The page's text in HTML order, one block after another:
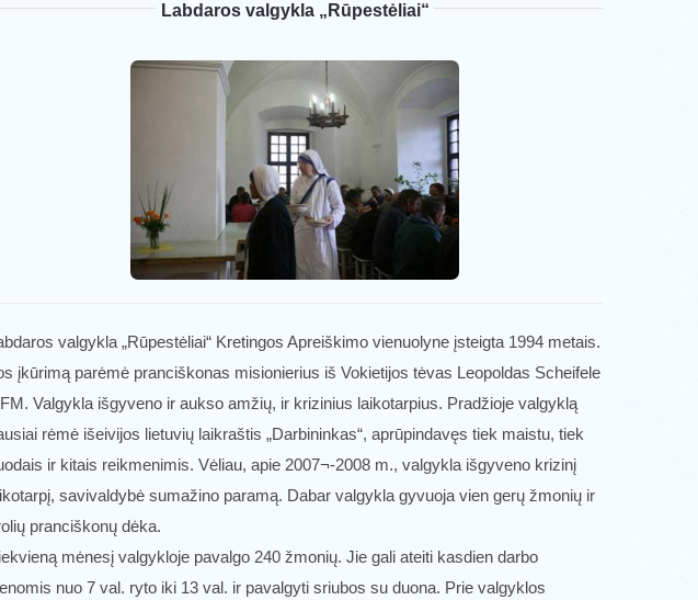
Labdaros valgykla „Rūpestėliai“
valgykla „Rūpestėliai“ Kretingos Apreiškimo vienuolyne įsteigta 1994 metais.
įkūrimą parėmė pranciškonas misionierius iš Vokietijos tėvas Leopoldas Scheifele
Valgykla išgyveno ir aukso amžių, ir krizinius laikotarpius. Pradžioje valgyklą
rėmė išeivijos lietuvių laikraštis „Darbininkas“, aprūpindavęs tiek maistu, tiek
ir kitais reikmenimis. Vėliau, apie 2007¬-2008 m., valgykla išgyveno krizinį
savivaldybė sumažino paramą. Dabar valgykla gyvuoja vien gerų žmonių ir
pranciškonų dėka.
mėnesį valgykloje pavalgo 240 žmonių. Jie gali ateiti kasdien darbo
nuo 7 val. ryto iki 13 val. ir pavalgyti sriubos su duona. Prie valgyklos